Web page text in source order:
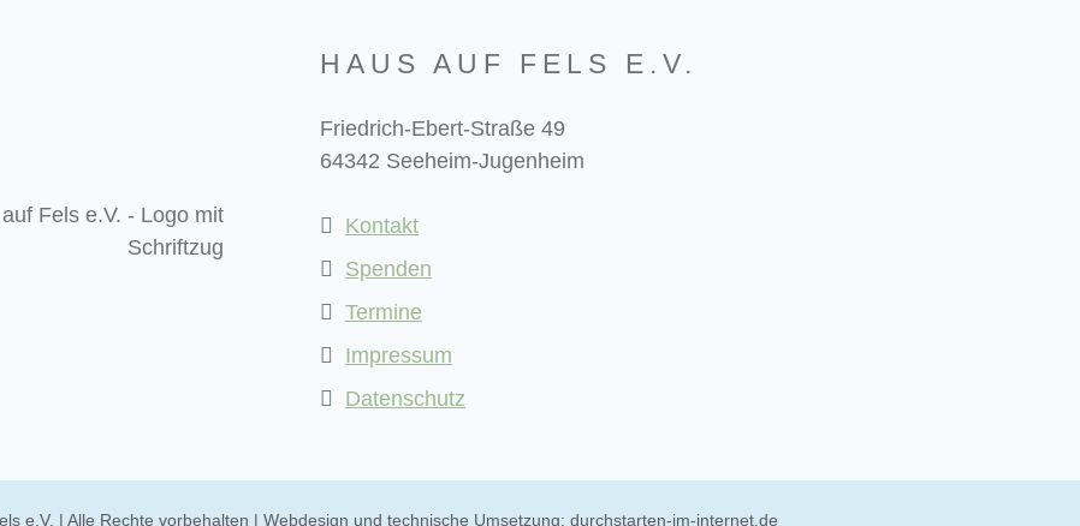
HAUS AUF FELS E.V.
Friedrich-Ebert-Straße 49
64342 Seeheim-Jugenheim
Kontakt
Spenden
Termine
Impressum
Datenschutz
e.V. | Alle Rechte vorbehalten | Webdesign und technische Umsetzung: durchstarten-im-internet.de